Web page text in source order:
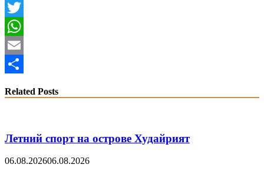
X
Twitter
WhatsApp
Email
Related Posts
Летний спорт на острове Худайрият
06.08.202606.08.2026